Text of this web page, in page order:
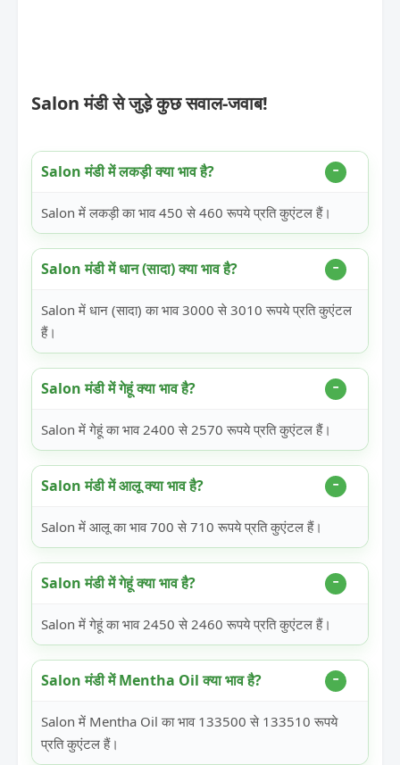
Salon मंडी से जुड़े कुछ सवाल-जवाब!
Salon मंडी में लकड़ी क्या भाव है?
Salon में लकड़ी का भाव 450 से 460 रूपये प्रति कुएंटल हैं।
Salon मंडी में धान (सादा) क्या भाव है?
Salon में धान (सादा) का भाव 3000 से 3010 रूपये प्रति कुएंटल
हैं।
Salon मंडी में गेहूं क्या भाव है?
Salon में गेहूं का भाव 2400 से 2570 रूपये प्रति कुएंटल हैं।
Salon मंडी में आलू क्या भाव है?
Salon में आलू का भाव 700 से 710 रूपये प्रति कुएंटल हैं।
Salon मंडी में गेहूं क्या भाव है?
Salon में गेहूं का भाव 2450 से 2460 रूपये प्रति कुएंटल हैं।
Salon मंडी में Mentha Oil क्या भाव है?
Salon में Mentha Oil का भाव 133500 से 133510 रूपये
प्रति कुएंटल हैं।